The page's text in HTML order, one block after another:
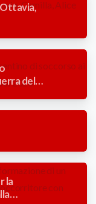
del
la